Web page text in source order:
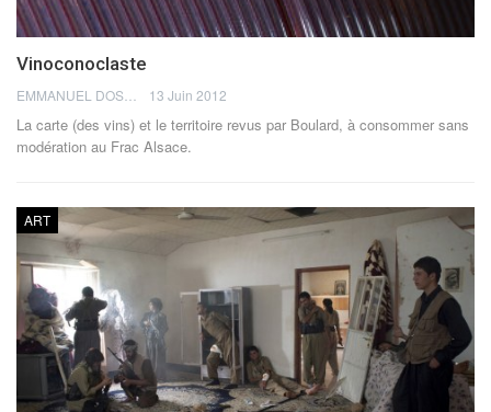
Vinoconoclaste
13 Juin 2012
La carte (des vins) et le territoire revus par Boulard, à consommer sans
modération au Frac Alsace.
ART